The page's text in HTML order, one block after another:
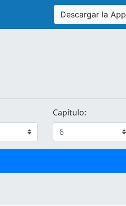
Descargar la App
Capítulo: